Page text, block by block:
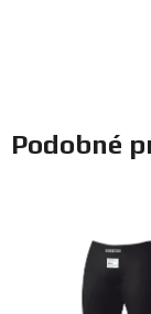
Podobné